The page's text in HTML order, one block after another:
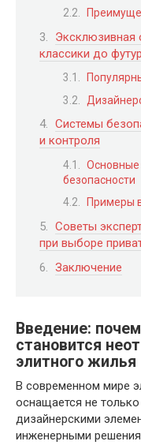
Эксклюзивная
классики до
Системы
и контроля
Основные
безопасности
Примеры
Советы
при выборе
Заключение
Введение:
становится
элитного жилья
В современном мире
оснащается не
дизайнерскими
инженерными